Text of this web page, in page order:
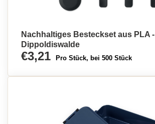
Nachhaltiges Besteckset aus PLA -
Dippoldiswalde
€3,21 Pro Stück, bei 500 Stück